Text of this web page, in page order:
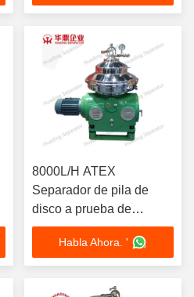
8000L/H ATEX
Separador de pila de
disco a prueba de
explosión Centrifugadora
SS316L de grado
farmacéutico de gas
apretado 11kW 380V
Habla Ahora. '